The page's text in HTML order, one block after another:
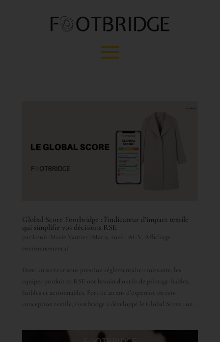
Global Score Footbridge : l’indicateur d’impact textile
qui simplifie vos décisions RSE
par Louis-Marie Vautier Mar 9, 2026 ACV , Affichage
environnemental
Dans un secteur sous pression réglementaire croissante, les
équipes produit et RSE ont besoin d’outils de pilotage fiables,
lisibles et actionnables. Fort de 20 ans d’expertise en éco-
conception textile, Footbridge a développé le Global Score : un...